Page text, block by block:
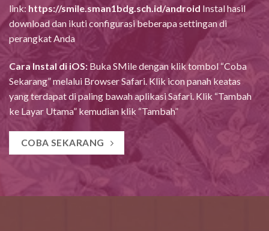
link: https://smile.sman1bdg.sch.id/android Instal hasil
download dan ikuti configurasi beberapa settingan di
perangkat Anda
Cara Instal di iOS: Buka SMile dengan klik tombol “Coba
Sekarang” melalui Browser Safari. Klik icon panah keatas
yang terdapat di paling bawah aplikasi Safari. Klik “Tambah
ke Layar Utama” kemudian klik “Tambah”
COBA SEKARANG